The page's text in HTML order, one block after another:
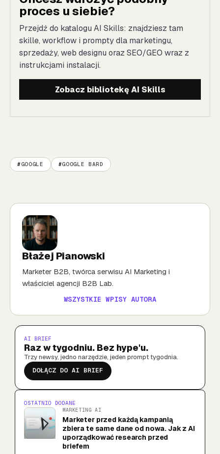
proces u siebie?
Przejdź do katalogu AI Skills: znajdziesz tam
skille, workflow i prompty dla marketingu,
sprzedaży, web designu oraz SEO/GEO wraz z
instrukcjami instalacji.
Zobacz bibliotekę AI Skills
GOOGLE GOOGLE BARD
Błażej Pianowski
Marketer B2B, twórca serwisu AI Marketing i
właściciel agencji B2B Lab.
WSZYSTKIE WPISY AUTORA
AI BRIEF
Raz w tygodniu. Bez hype'u.
Trzy newsy, jedno narzędzie, jeden prompt tygodnia.
DOŁĄCZ DO AI BRIEF
OSTATNIO DODANE
MARKETING AI
Marketer przed każdą kampanią
zbiera te same dane od nowa. Jak z AI
uporządkować research przed
briefem